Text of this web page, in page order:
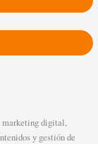
marketing digital,
y gestión de